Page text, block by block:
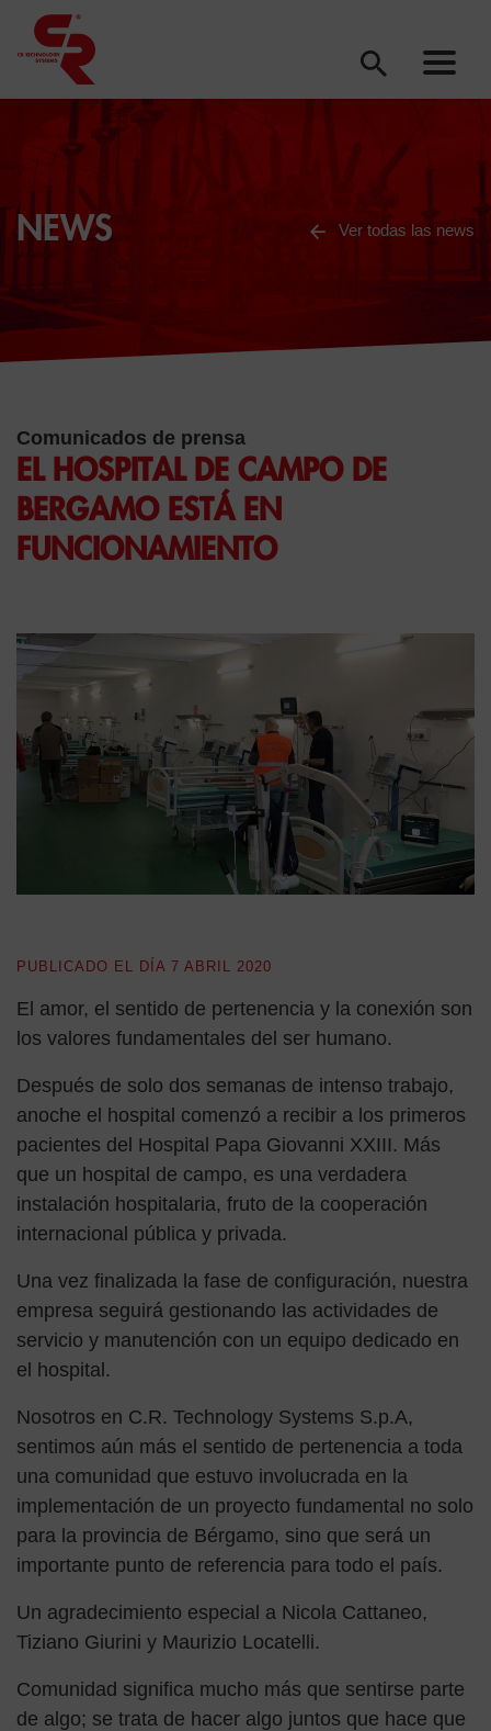
NEWS Ver todas las news
Comunicados de prensa
EL HOSPITAL DE CAMPO DE
BERGAMO ESTÁ EN
FUNCIONAMIENTO
PUBLICADO EL DÍA 7 ABRIL 2020
El amor, el sentido de pertenencia y la conexión son
los valores fundamentales del ser humano.
Después de solo dos semanas de intenso trabajo,
anoche el hospital comenzó a recibir a los primeros
pacientes del Hospital Papa Giovanni XXIII. Más
que un hospital de campo, es una verdadera
instalación hospitalaria, fruto de la cooperación
internacional pública y privada.
Una vez finalizada la fase de configuración, nuestra
empresa seguirá gestionando las actividades de
servicio y manutención con un equipo dedicado en
el hospital.
Nosotros en C.R. Technology Systems S.p.A,
sentimos aún más el sentido de pertenencia a toda
una comunidad que estuvo involucrada en la
implementación de un proyecto fundamental no solo
para la provincia de Bérgamo, sino que será un
importante punto de referencia para todo el país.
Un agradecimiento especial a Nicola Cattaneo,
Tiziano Giurini y Maurizio Locatelli.
Comunidad significa mucho más que sentirse parte
de algo; se trata de hacer algo juntos que hace que